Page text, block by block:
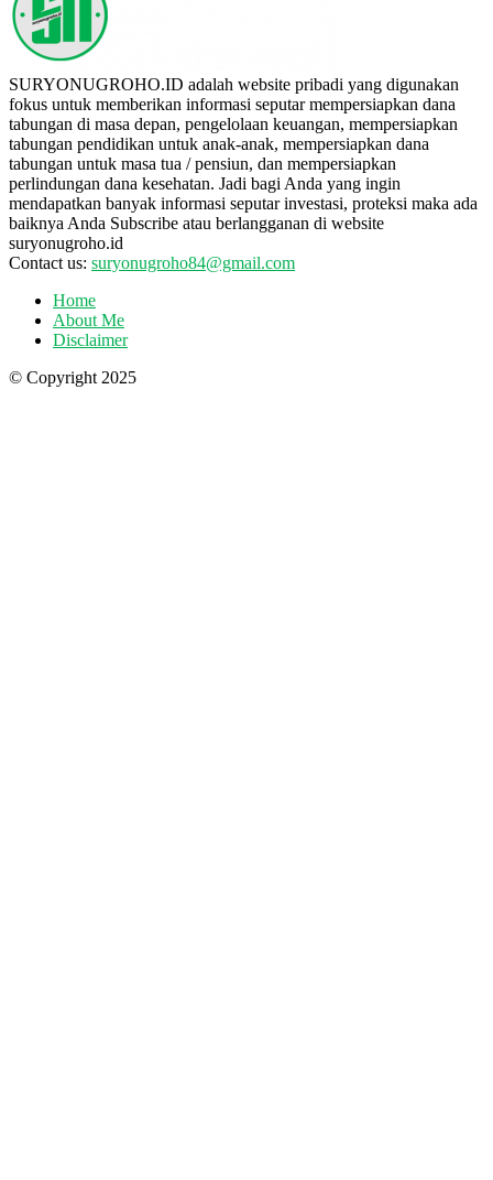
SURYONUGROHO.ID adalah website pribadi yang digunakan
fokus untuk memberikan informasi seputar mempersiapkan dana
tabungan di masa depan, pengelolaan keuangan, mempersiapkan
tabungan pendidikan untuk anak-anak, mempersiapkan dana
tabungan untuk masa tua / pensiun, dan mempersiapkan
perlindungan dana kesehatan. Jadi bagi Anda yang ingin
mendapatkan banyak informasi seputar investasi, proteksi maka ada
baiknya Anda Subscribe atau berlangganan di website
suryonugroho.id
Contact us: suryonugroho84@gmail.com
Home
About Me
Disclaimer
© Copyright 2025